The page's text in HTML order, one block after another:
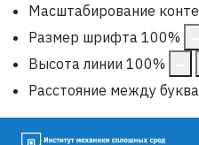
Масштабирование
Размер шрифта 100%
Высота линии 100%
Расстояние между